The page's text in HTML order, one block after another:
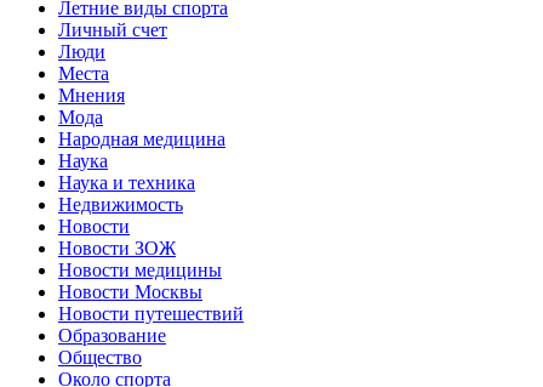
Летние виды спорта
Личный счет
Люди
Места
Мнения
Мода
Народная медицина
Наука
Наука и техника
Недвижимость
Новости
Новости ЗОЖ
Новости медицины
Новости Москвы
Новости путешествий
Образование
Общество
Около спорта